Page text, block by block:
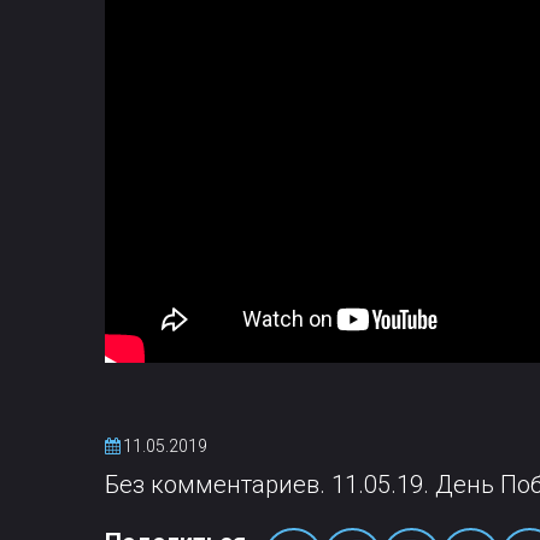
11.05.2019
Без комментариев. 11.05.19. День